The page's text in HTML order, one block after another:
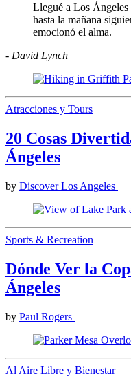
Llegué a Los Ángeles
hasta la mañana
emocionó el alma.
- David Lynch
Atracciones y Tours
20 Cosas
Ángeles
by Discover Los Angeles
Sports & Recreation
Dónde Ver la
Ángeles
by Paul Rogers
Al Aire Libre y Bienestar